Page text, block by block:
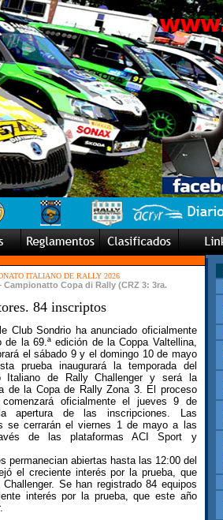
ITALIANO DE RALLY 2026
Copa di Rally (CRZ 3: 3ra.
84 inscriptos
Club Sondrio ha anunciado oficialmente
de la 69.ª edición de la Coppa Valtellina,
el sábado 9 y el domingo 10 de mayo
prueba inaugurará la temporada del
Italiano de Rally Challenger y será la
de la Copa de Rally Zona 3. El proceso
comenzará oficialmente el jueves 9 de
apertura de las inscripciones. Las
se cerrarán el viernes 1 de mayo a las
de las plataformas ACI Sport y
permanecian abiertas hasta las 12:00 del
el creciente interés por la prueba, que
Se han registrado 84 equipos
interés por la prueba, que este año